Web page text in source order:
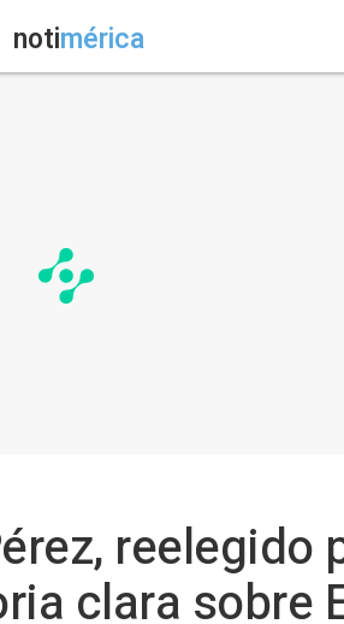
notimérica
reelegido
clara sobre